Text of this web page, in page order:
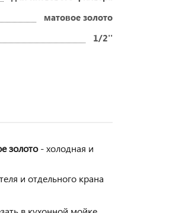
матовое золото
1/2''
золото- холодная и
и отдельного крана